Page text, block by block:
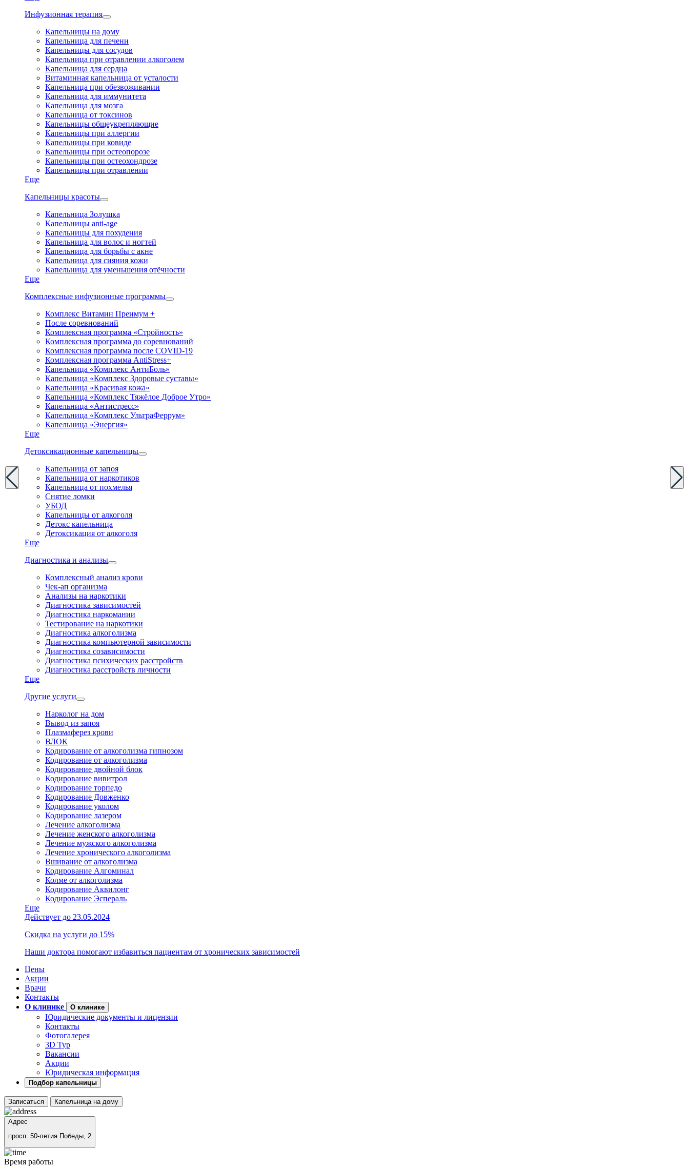
Инфузионная терапия
Капельницы на дому
Капельница для печени
Капельницы для сосудов
Капельница при отравлении алкоголем
Капельница для сердца
Витаминная капельница от усталости
Капельница при обезвоживании
Капельница для иммунитета
Капельница для мозга
Капельница от токсинов
Капельницы общеукрепляющие
Капельницы при аллергии
Капельницы при ковиде
Капельницы при остеопорозе
Капельницы при остеохондрозе
Капельницы при отравлении
Еще
Капельницы красоты
Капельница Золушка
Капельницы anti-age
Капельницы для похудения
Капельница для волос и ногтей
Капельница для борьбы с акне
Капельница для сияния кожи
Капельница для уменьшения отёчности
Еще
Комплексные инфузионные программы
Комплекс Витамин Преимум +
После соревнований
Комплексная программа «Стройность»
Комплексная программа до соревнований
Комплексная программа после COVID-19
Комплексная программа AntiStress+
Капельница «Комплекс АнтиБоль»
Капельница «Комплекс Здоровые суставы»
Капельница «Красивая кожа»
Капельница «Комплекс Тяжёлое Доброе Утро»
Капельница «Антистресс»
Капельница «Комплекс УльтраФеррум»
Капельница «Энергия»
Еще
Детоксикационные капельницы
Капельница от запоя
Капельница от наркотиков
Капельница от похмелья
Снятие ломки
УБОД
Капельницы от алкоголя
Детокс капельница
Детоксикация от алкоголя
Еще
Диагностика и анализы
Комплексный анализ крови
Чек-ап организма
Анализы на наркотики
Диагностика зависимостей
Диагностика наркомании
Тестирование на наркотики
Диагностика алкоголизма
Диагностика компьютерной зависимости
Диагностика созависимости
Диагностика психических расстройств
Диагностика расстройств личности
Еще
Другие услуги
Нарколог на дом
Вывод из запоя
Плазмаферез крови
ВЛОК
Кодирование от алкоголизма гипнозом
Кодирование от алкоголизма
Кодирование двойной блок
Кодирование вивитрол
Кодирование торпедо
Кодирование Довженко
Кодирование уколом
Кодирование лазером
Лечение алкоголизма
Лечение женского алкоголизма
Лечение мужского алкоголизма
Лечение хронического алкоголизма
Вшивание от алкоголизма
Кодирование Алгоминал
Колме от алкоголизма
Кодирование Аквилонг
Кодирование Эспераль
Еще
Действует до 23.05.2024
Скидка на услуги до 15%
Наши доктора помогают избавиться пациентам от хронических зависимостей
Цены
Акции
Врачи
Контакты
О клинике
О клинике
Юридические документы и лицензии
Контакты
Фотогалерея
3D Тур
Вакансии
Акции
Юридическая информация
Подбор капельницы
Записаться Капельница на дому
Адрес
просп. 50-летия Победы, 2
Время работы